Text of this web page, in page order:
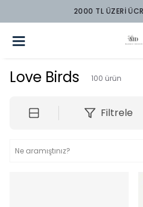
2000 TL ÜZERİ
Love Birds 100 ürün
Filtrele